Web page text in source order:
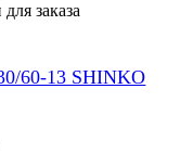
заказа
60-13 SHINKO